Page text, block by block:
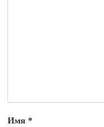
Имя *